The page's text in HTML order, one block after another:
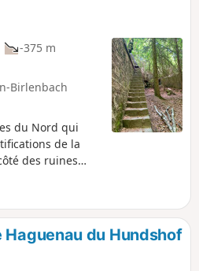
-375 m
Birlenbach
du Nord qui
de la
des ruines
au parking
Haguenau du Hundshof